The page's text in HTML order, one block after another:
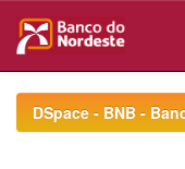
navigationDSpace - BNB -